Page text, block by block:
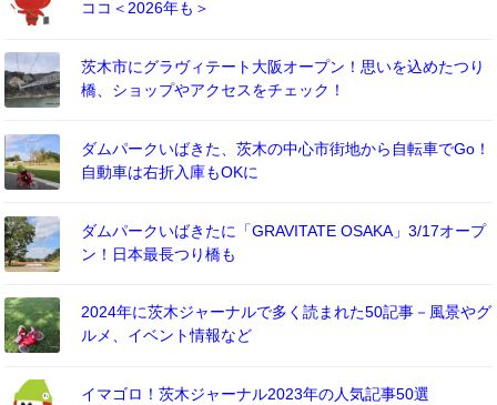
ココ＜2026年も＞
茨木市にグラヴィテート大阪オープン！思いを込めたつり
橋、ショップやアクセスをチェック！
ダムパークいばきた、茨木の中心市街地から自転車でGo！
自動車は右折入庫もOKに
ダムパークいばきたに「GRAVITATE OSAKA」3/17オープ
ン！日本最長つり橋も
2024年に茨木ジャーナルで多く読まれた50記事－風景やグ
ルメ、イベント情報など
イマゴロ！茨木ジャーナル2023年の人気記事50選